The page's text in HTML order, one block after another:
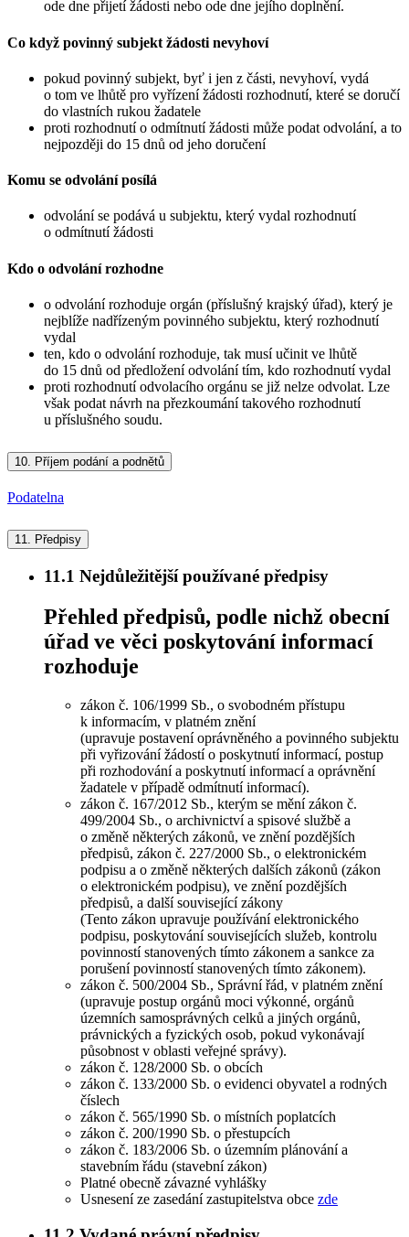
ode dne přijetí žádosti nebo ode dne jejího doplnění.
Co když povinný subjekt žádosti nevyhoví
pokud povinný subjekt, byť i jen z části, nevyhoví, vydá
o tom ve lhůtě pro vyřízení žádosti rozhodnutí, které se doručí
do vlastních rukou žadatele
proti rozhodnutí o odmítnutí žádosti může podat odvolání, a to
nejpozději do 15 dnů od jeho doručení
Komu se odvolání posílá
odvolání se podává u subjektu, který vydal rozhodnutí
o odmítnutí žádosti
Kdo o odvolání rozhodne
o odvolání rozhoduje orgán (příslušný krajský úřad), který je
nejblíže nadřízeným povinného subjektu, který rozhodnutí
vydal
ten, kdo o odvolání rozhoduje, tak musí učinit ve lhůtě
do 15 dnů od předložení odvolání tím, kdo rozhodnutí vydal
proti rozhodnutí odvolacího orgánu se již nelze odvolat. Lze
však podat návrh na přezkoumání takového rozhodnutí
u příslušného soudu.
10. Příjem podání a podnětů
Podatelna
11. Předpisy
11.1 Nejdůležitější používané předpisy
Přehled předpisů, podle nichž obecní
úřad ve věci poskytování informací
rozhoduje
zákon č. 106/1999 Sb., o svobodném přístupu
k informacím, v platném znění
(upravuje postavení oprávněného a povinného subjektu
při vyřizování žádostí o poskytnutí informací, postup
při rozhodování a poskytnutí informací a oprávnění
žadatele v případě odmítnutí informací).
zákon č. 167/2012 Sb., kterým se mění zákon č.
499/2004 Sb., o archivnictví a spisové službě a
o změně některých zákonů, ve znění pozdějších
předpisů, zákon č. 227/2000 Sb., o elektronickém
podpisu a o změně některých dalších zákonů (zákon
o elektronickém podpisu), ve znění pozdějších
předpisů, a další související zákony
(Tento zákon upravuje používání elektronického
podpisu, poskytování souvisejících služeb, kontrolu
povinností stanovených tímto zákonem a sankce za
porušení povinností stanovených tímto zákonem).
zákon č. 500/2004 Sb., Správní řád, v platném znění
(upravuje postup orgánů moci výkonné, orgánů
územních samosprávných celků a jiných orgánů,
právnických a fyzických osob, pokud vykonávají
působnost v oblasti veřejné správy).
zákon č. 128/2000 Sb. o obcích
zákon č. 133/2000 Sb. o evidenci obyvatel a rodných
číslech
zákon č. 565/1990 Sb. o místních poplatcích
zákon č. 200/1990 Sb. o přestupcích
zákon č. 183/2006 Sb. o územním plánování a
stavebním řádu (stavební zákon)
Platné obecně závazné vyhlášky
Usnesení ze zasedání zastupitelstva obce zde